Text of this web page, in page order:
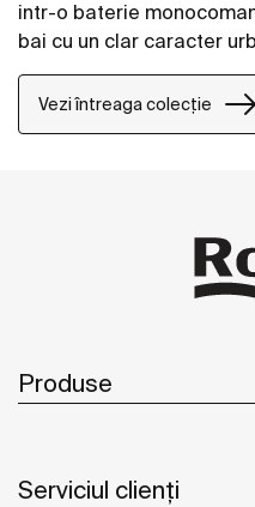
intr-o baterie
bai cu un clar caracter
Vezi întreaga colecție
Produse
Serviciul clienți